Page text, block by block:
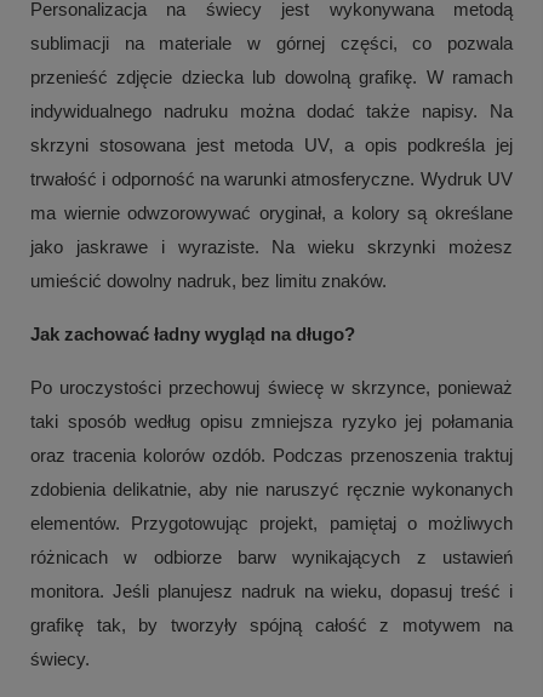
Personalizacja na świecy jest wykonywana metodą
sublimacji na materiale w górnej części, co pozwala
przenieść zdjęcie dziecka lub dowolną grafikę. W ramach
indywidualnego nadruku można dodać także napisy. Na
skrzyni stosowana jest metoda UV, a opis podkreśla jej
trwałość i odporność na warunki atmosferyczne. Wydruk UV
ma wiernie odwzorowywać oryginał, a kolory są określane
jako jaskrawe i wyraziste. Na wieku skrzynki możesz
umieścić dowolny nadruk, bez limitu znaków.
Jak zachować ładny wygląd na długo?
Po uroczystości przechowuj świecę w skrzynce, ponieważ
taki sposób według opisu zmniejsza ryzyko jej połamania
oraz tracenia kolorów ozdób. Podczas przenoszenia traktuj
zdobienia delikatnie, aby nie naruszyć ręcznie wykonanych
elementów. Przygotowując projekt, pamiętaj o możliwych
różnicach w odbiorze barw wynikających z ustawień
monitora. Jeśli planujesz nadruk na wieku, dopasuj treść i
grafikę tak, by tworzyły spójną całość z motywem na
świecy.